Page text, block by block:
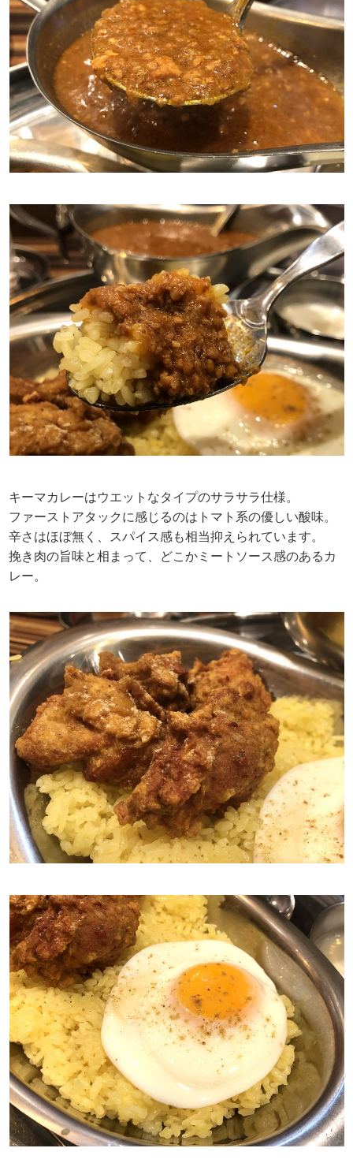
キーマカレーはウエットなタイプのサラサラ仕様。
ファーストアタックに感じるのはトマト系の優しい酸味。
辛さはほぼ無く、スパイス感も相当抑えられています。
挽き肉の旨味と相まって、どこかミートソース感のあるカ
レー。